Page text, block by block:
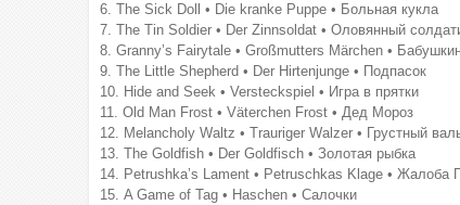
6. The Sick Doll • Die kranke Puppe • Больная кукла
7. The Tin Soldier • Der Zinnsoldat • Оловянный
8. Granny’s Fairytale • Großmutters Märchen •
9. The Little Shepherd • Der Hirtenjunge • Подпасок
10. Hide and Seek • Versteckspiel • Игра в прятки
11. Old Man Frost • Väterchen Frost • Дед Мороз
12. Melancholy Waltz • Trauriger Walzer • Грустный
13. The Goldfish • Der Goldfisch • Золотая рыбка
14. Petrushka’s Lament • Petruschkas Klage • Жалоба
15. A Game of Tag • Haschen • Салочки